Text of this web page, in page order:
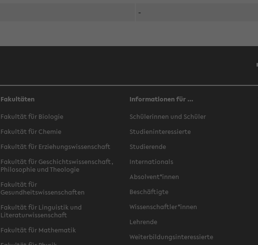
-
Fakultäten
Fakultät für Biologie
Fakultät für Chemie
Fakultät für Erziehungswissenschaft
Fakultät für Geschichtswissenschaft,
Philosophie und Theologie
Fakultät für
Gesundheitswissenschaften
Fakultät für Linguistik und
Literaturwissenschaft
Fakultät für Mathematik
Informationen für ...
Schülerinnen und Schüler
Studieninteressierte
Studierende
Internationals
Absolvent*innen
Beschäftigte
Wissenschaftler*innen
Lehrende
Weiterbildungsinteressierte